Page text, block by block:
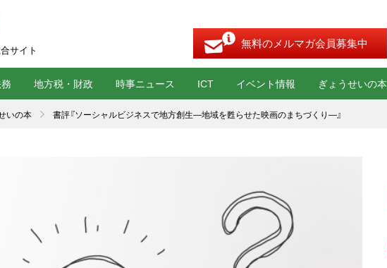
サイト 無料のメルマガ会員募集中
地方税・財政 時事ニュース ICT イベント情報 ぎょうせいの本
いの本 書評『ソーシャルビジネスで地方創生―地域を甦らせた映画のまちづくり―』